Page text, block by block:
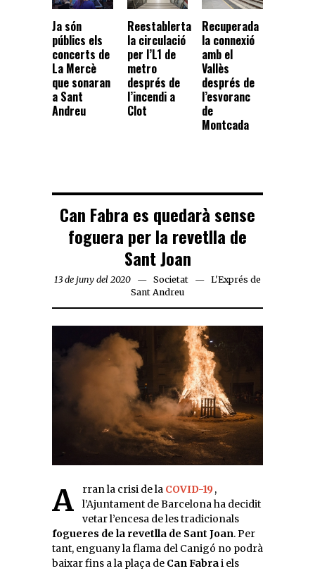
Ja són
públics els
concerts de
La Mercè
que sonaran
a Sant
Andreu
Reestablerta
la circulació
per l’L1 de
metro
després de
l’incendi a
Clot
Recuperada
la connexió
amb el
Vallès
després de
l’esvoranc
de
Montcada
Can Fabra es quedarà sense
foguera per la revetlla de
Sant Joan
13 de juny del 2020 Societat
L'Exprés de
Sant Andreu
Arran la crisi de la COVID-19,
l’Ajuntament de Barcelona ha decidit
vetar l’encesa de les tradicionals
fogueres de la revetlla de Sant Joan. Per
tant, enguany la flama del Canigó no podrà
baixar fins a la plaça de Can Fabrai els